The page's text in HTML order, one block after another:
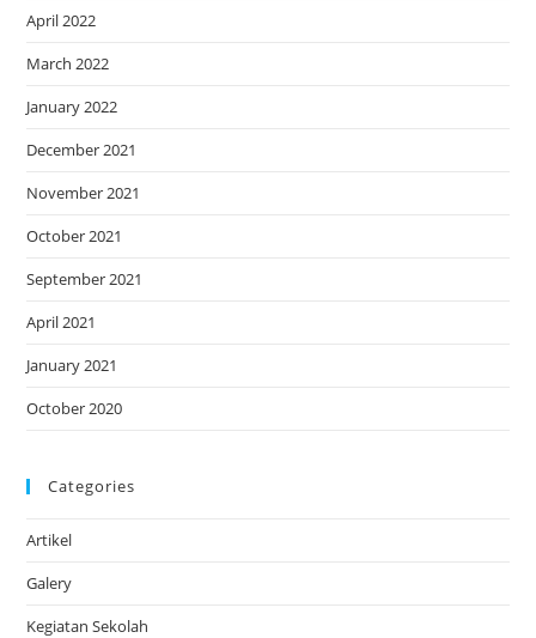
April 2022
March 2022
January 2022
December 2021
November 2021
October 2021
September 2021
April 2021
January 2021
October 2020
Categories
Artikel
Galery
Kegiatan Sekolah